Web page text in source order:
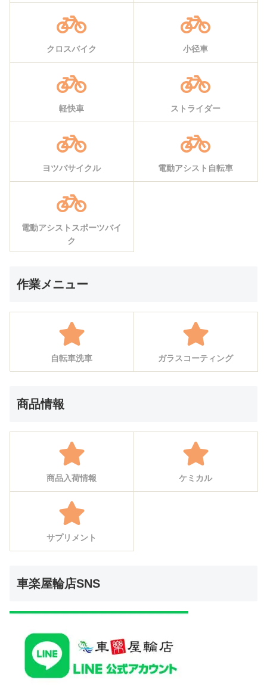
クロスバイク 小径車
軽快車 ストライダー
ヨツバサイクル 電動アシスト自転車
電動アシストスポーツバイ
ク
作業メニュー
自転車洗車 ガラスコーティング
商品情報
商品入荷情報 ケミカル
サプリメント
車楽屋輪店SNS